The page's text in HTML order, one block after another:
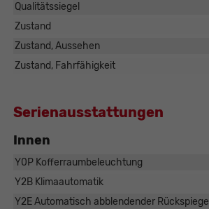
Qualitätssiegel
Zustand
Zustand, Aussehen
Zustand, Fahrfähigkeit
Serienausstattungen
Innen
Y0P Kofferraumbeleuchtung
Y2B Klimaautomatik
Y2E Automatisch abblendender Rückspiegel